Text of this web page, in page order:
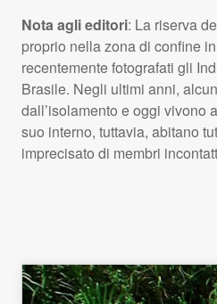
Nota agli editori: La riserva
proprio nella zona di confine
recentemente fotografati gli
Brasile. Negli ultimi anni,
dall’isolamento e oggi vivono
suo interno, tuttavia, abitano
imprecisato di membri